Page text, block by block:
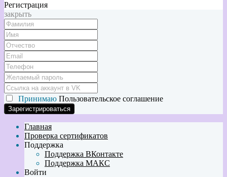
Регистрация
закрыть
Принимаю Пользовательское соглашение
Главная
Проверка сертификатов
Поддержка
Поддержка ВКонтакте
Поддержка МАКС
Войти